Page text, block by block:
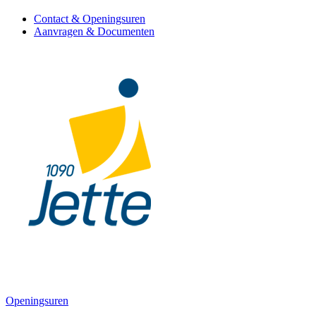
Contact & Openingsuren
Aanvragen & Documenten
Openingsuren